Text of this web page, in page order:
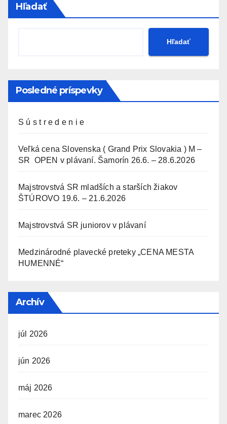
Hľadať
Hľadať
Posledné príspevky
S ú s t r e d e n i e
Veľká cena Slovenska ( Grand Prix Slovakia ) M –
SR OPEN v plávaní. Šamorín 26.6. – 28.6.2026
Majstrovstvá SR mladších a starších žiakov
ŠTÚROVO 19.6. – 21.6.2026
Majstrovstvá SR juniorov v plávaní
Medzinárodné plavecké preteky „CENA MESTA
HUMENNÉ“
Archív
júl 2026
jún 2026
máj 2026
marec 2026